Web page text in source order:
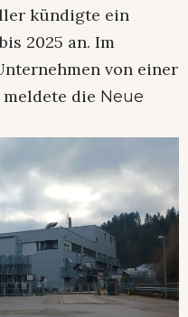
kündigte ein
2025 an. Im
von einer
meldete die Neue